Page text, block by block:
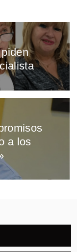
a los